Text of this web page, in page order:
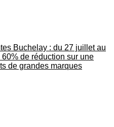
Buchelay : du 27 juillet au
de réduction sur une
de grandes marques